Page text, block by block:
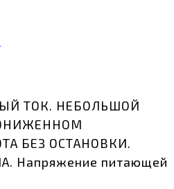
ТОК. НЕБОЛЬШОЙ
БЕЗ ОСТАНОВКИ.
Напряжение питающей